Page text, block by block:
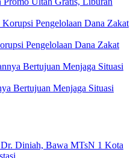
Pengelolaan Dana Zakat
Bertujuan Menjaga Situasi